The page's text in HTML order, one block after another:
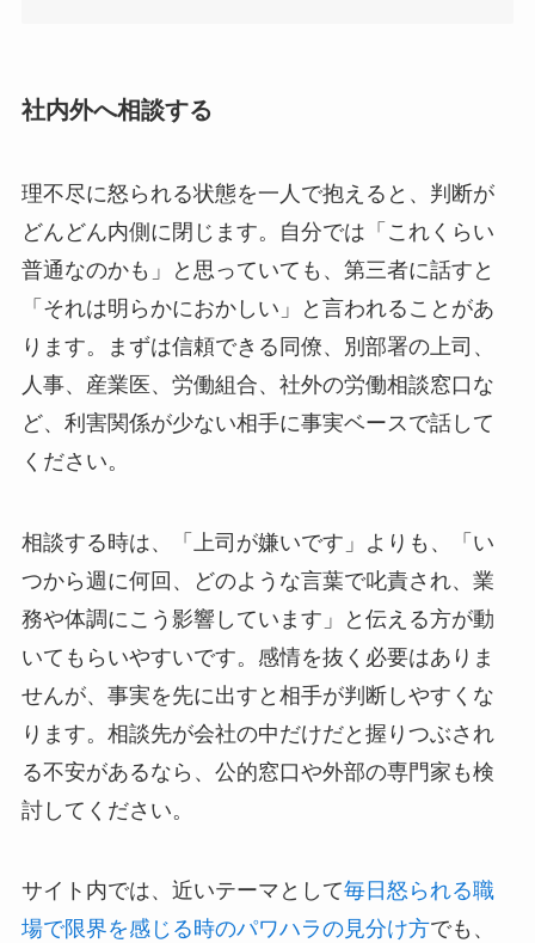
社内外へ相談する
理不尽に怒られる状態を一人で抱えると、判断が
どんどん内側に閉じます。自分では「これくらい
普通なのかも」と思っていても、第三者に話すと
「それは明らかにおかしい」と言われることがあ
ります。まずは信頼できる同僚、別部署の上司、
人事、産業医、労働組合、社外の労働相談窓口な
ど、利害関係が少ない相手に事実ベースで話して
ください。
相談する時は、「上司が嫌いです」よりも、「い
つから週に何回、どのような言葉で叱責され、業
務や体調にこう影響しています」と伝える方が動
いてもらいやすいです。感情を抜く必要はありま
せんが、事実を先に出すと相手が判断しやすくな
ります。相談先が会社の中だけだと握りつぶされ
る不安があるなら、公的窓口や外部の専門家も検
討してください。
サイト内では、近いテーマとして毎日怒られる職
場で限界を感じる時のパワハラの見分け方でも、